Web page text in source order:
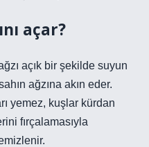
açar?
açık bir şekilde suyun
ağzına akın eder.
yemez, kuşlar kürdan
fırçalamasıyla